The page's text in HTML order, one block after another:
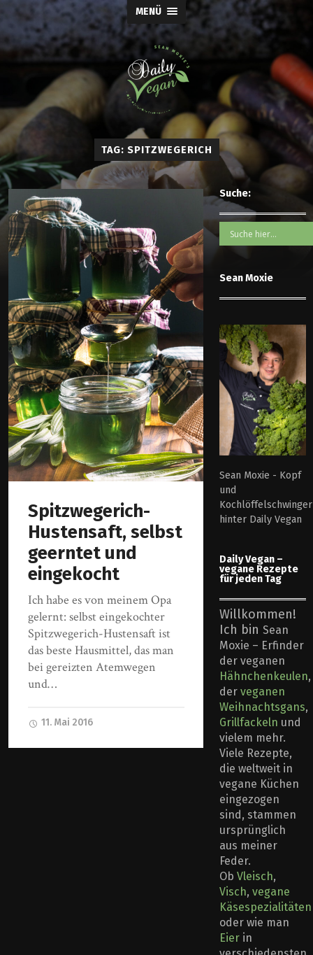
MENÜ
TAG: SPITZWEGERICH
Spitzwegerich-
Hustensaft, selbst
geerntet und
eingekocht
Ich habe es von meinem Opa
gelernt: selbst eingekochter
Spitzwegerich-Hustensaft ist
das beste Hausmittel, das man
bei gereizten Atemwegen
und…
11. Mai 2016
Suche:
Sean Moxie
Sean Moxie - Kopf
und
Kochlöffelschwinger
hinter Daily Vegan
Daily Vegan –
vegane Rezepte
für jeden Tag
Willkommen!
Ich bin Sean
Moxie – Erfinder
der veganen
Hähnchenkeulen,
der veganen
Weihnachtsgans,
Grillfackeln und
vielem mehr.
Viele Rezepte,
die weltweit in
vegane Küchen
eingezogen
sind, stammen
ursprünglich
aus meiner
Feder.
Ob Vleisch,
Visch, vegane
Käsespezialitäten
oder wie man
Eierin